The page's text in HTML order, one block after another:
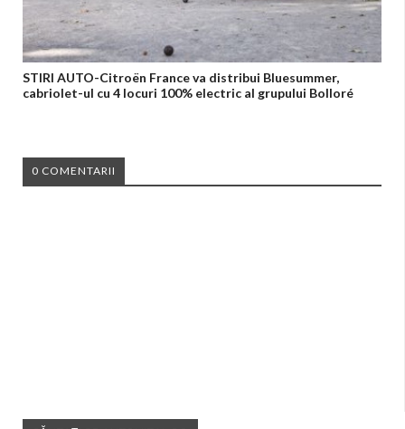
STIRI AUTO-Citroën France va distribui Bluesummer,
cabriolet-ul cu 4 locuri 100% electric al grupului Bolloré
0 COMENTARII